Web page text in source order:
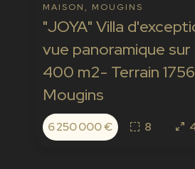
MAISON, MOUGINS
"JOYA" Villa
vue panoramique
400 m2- Terrain
Mougins
6 250 000 € 8